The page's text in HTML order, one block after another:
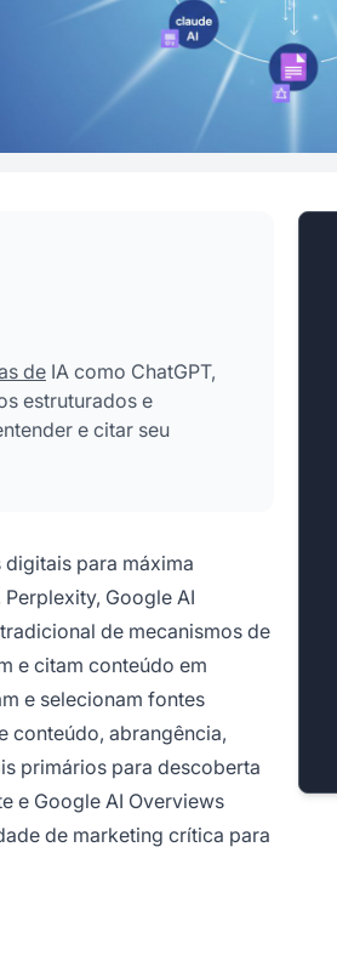
de IA como ChatGPT,
estruturados e
e citar seu
para máxima
Google AI
de mecanismos de
e citam conteúdo em
e selecionam fontes
conteúdo, abrangência,
primários para descoberta
e Google AI Overviews
de marketing crítica para